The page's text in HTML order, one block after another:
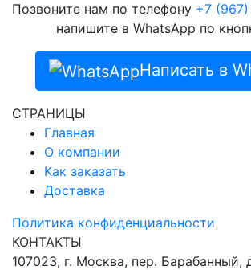
Позвоните нам по телефону +7
напишите в WhatsApp по
Написать в
СТРАНИЦЫ
Главная
О компании
Как заказать
Доставка
Политика конфиденциальности
КОНТАКТЫ
107023, г. Москва, пер. Барабанный,